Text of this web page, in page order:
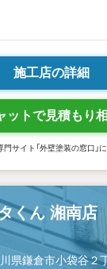
施工店の詳細
ットで見積もり
サイト「外壁塗装の窓口」
くん 湘南店
県鎌倉市小袋谷２